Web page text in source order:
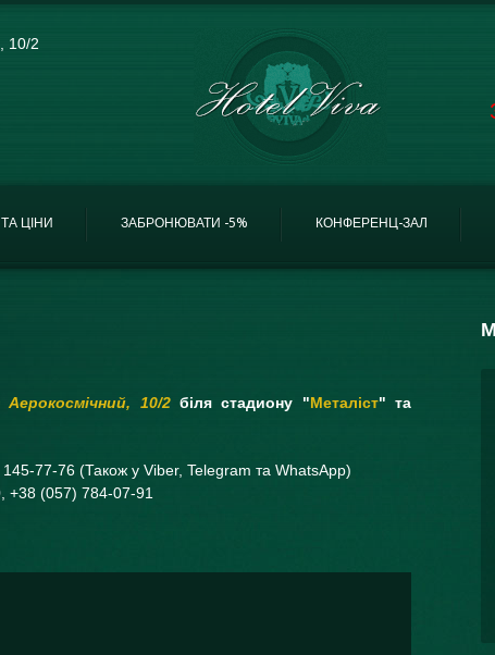
10/2
ЦІНИ ЗАБРОНЮВАТИ -5% КОНФЕРЕНЦ-ЗАЛ
10/2бiля стадиону "Металіст" та
77-76 (Також у Viber, Telegram та WhatsApp)
+38 (057) 784-07-91